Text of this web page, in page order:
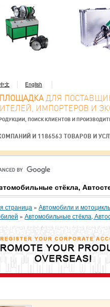
中文 English
ДЛЯ
ИМПОРТЕРОВ И
ПОИСК КЛИЕНТОВ И
И 1186563 ТОВАРОВ И
стёкла,
страница » Автомобили и
» Автомобильные стёкла,